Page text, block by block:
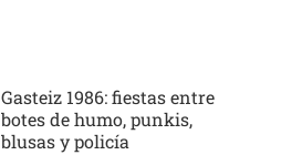
Gasteiz 1986: fiestas entre
botes de humo, punkis,
blusas y policía